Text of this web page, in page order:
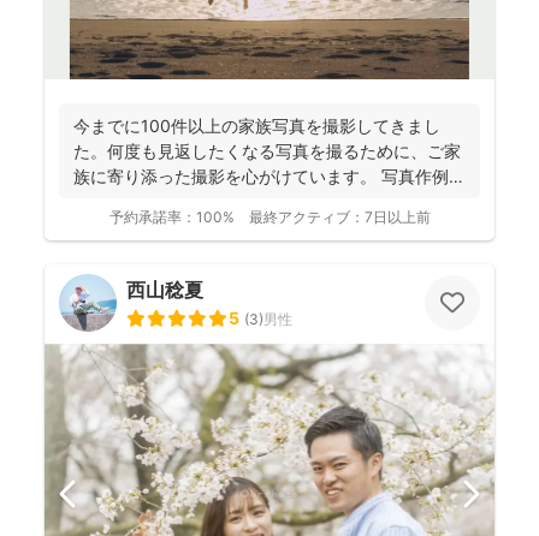
今までに100件以上の家族写真を撮影してきまし
た。何度も見返したくなる写真を撮るために、ご家
族に寄り添った撮影を心がけています。 写真作例は
予約承諾率： 100% 最終アクティブ： 7日以上前
西山稔夏
5 (3)男性